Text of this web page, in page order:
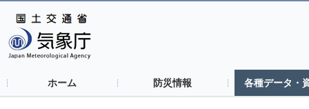
ホーム 防災情報 各種データ・